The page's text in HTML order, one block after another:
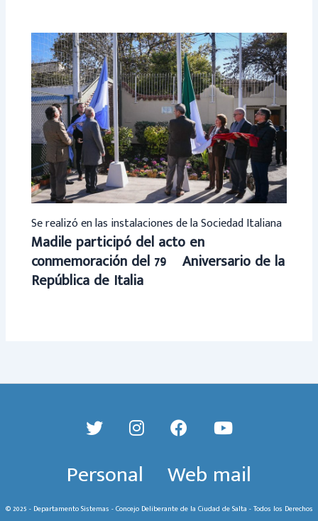
Se realizó en las instalaciones de la Sociedad Italiana
Madile participó del acto en
conmemoración del 79º Aniversario de la
República de Italia
Personal Web mail
© 2025 - Departamento Sistemas - Concejo Deliberante de la Ciudad de Salta - Todos los Derechos